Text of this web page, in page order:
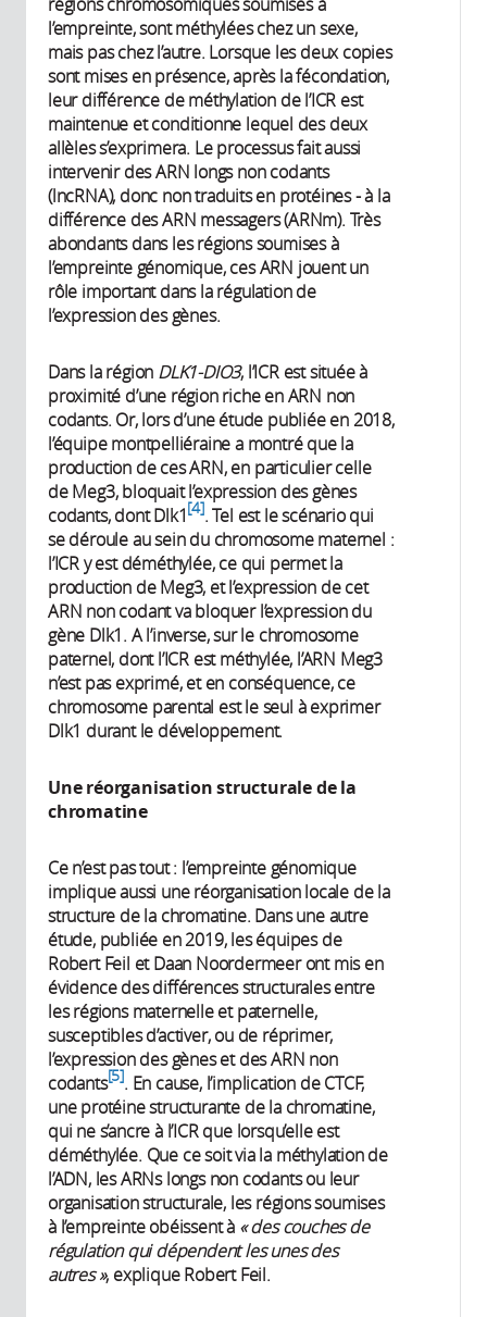
l’empreinte, sont méthylées chez un sexe,
mais pas chez l’autre. Lorsque les deux copies
sont mises en présence, après la fécondation,
leur différence de méthylation de l’ICR est
maintenue et conditionne lequel des deux
allèles s’exprimera. Le processus fait aussi
intervenir des ARN longs non codants
(lncRNA), donc non traduits en protéines - à la
différence des ARN messagers (ARNm). Très
abondants dans les régions soumises à
l’empreinte génomique, ces ARN jouent un
rôle important dans la régulation de
l’expression des gènes.
Dans la région DLK1-DIO3, l’ICR est située à
proximité d’une région riche en ARN non
codants. Or, lors d’une étude publiée en 2018,
l’équipe montpelliéraine a montré que la
production de ces ARN, en particulier celle
de Meg3, bloquait l’expression des gènes
codants, dont Dlk1 4 . Tel est le scénario qui
se déroule au sein du chromosome maternel :
l’ICR y est déméthylée, ce qui permet la
production de Meg3, et l’expression de cet
ARN non codant va bloquer l’expression du
gène Dlk1. A l’inverse, sur le chromosome
paternel, dont l’ICR est méthylée, l’ARN Meg3
n’est pas exprimé, et en conséquence, ce
chromosome parental est le seul à exprimer
Dlk1 durant le développement.
Une réorganisation structurale de la
chromatine
Ce n’est pas tout : l’empreinte génomique
implique aussi une réorganisation locale de la
structure de la chromatine. Dans une autre
étude, publiée en 2019, les équipes de
Robert Feil et Daan Noordermeer ont mis en
évidence des différences structurales entre
les régions maternelle et paternelle,
susceptibles d’activer, ou de réprimer,
l’expression des gènes et des ARN non
codants 5 . En cause, l’implication de CTCF,
une protéine structurante de la chromatine,
qui ne s’ancre à l’ICR que lorsqu’elle est
déméthylée. Que ce soit via la méthylation de
l’ADN, les ARNs longs non codants ou leur
organisation structurale, les régions soumises
à l’empreinte obéissent à « des couches de
régulation qui dépendent les unes des
autres », explique Robert Feil.